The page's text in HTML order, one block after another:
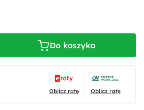
Do koszyka
Oblicz ratę Oblicz ratę